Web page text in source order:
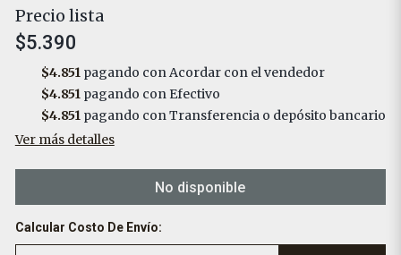
Precio lista
$5.390
$4.851pagando con Acordar con el vendedor
$4.851pagando con Efectivo
$4.851pagando con Transferencia o depósito bancario
Ver más detalles
No disponible
Calcular Costo De Envío: